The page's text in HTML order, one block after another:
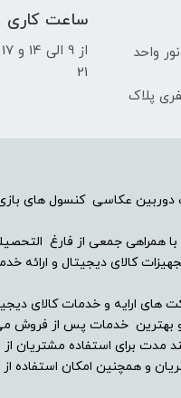
واحد
پاساژ صفری پلاک
ساعت کاری
21
دوربین عکاسی کنسول های
مجموعه فروشگاه آریان دیجیتال در سال ۱۳۸۲ با همراهی
کالای دیجیتال و ارائه
های ارایه و خدمات کالای
و بهترین خدمات پس از فروش
مدت برای استفاده مشتریان
و همچنین امکان استفاده از